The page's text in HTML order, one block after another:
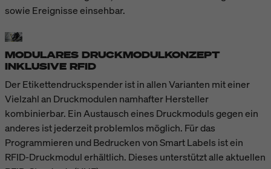
sowie Ereignisse einsehbar.
MODULARES DRUCKMODULKONZEPT
INKLUSIVE RFID
Der Etikettendruckspender ist in allen Varianten mit einer
Vielzahl an Druckmodulen namhafter Hersteller
kombinierbar. Ein Austausch eines Druckmoduls gegen ein
anderes ist jederzeit problemlos möglich. Für das
Programmieren und Bedrucken von Smart Labels ist ein
RFID-Druckmodul erhältlich. Dieses unterstützt alle aktuellen